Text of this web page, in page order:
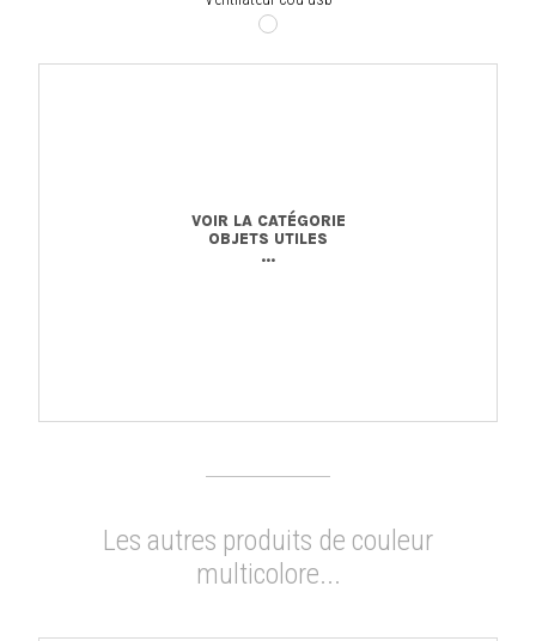
VOIR LA CATÉGORIE
OBJETS UTILES
...
Les autres produits de couleur
multicolore...